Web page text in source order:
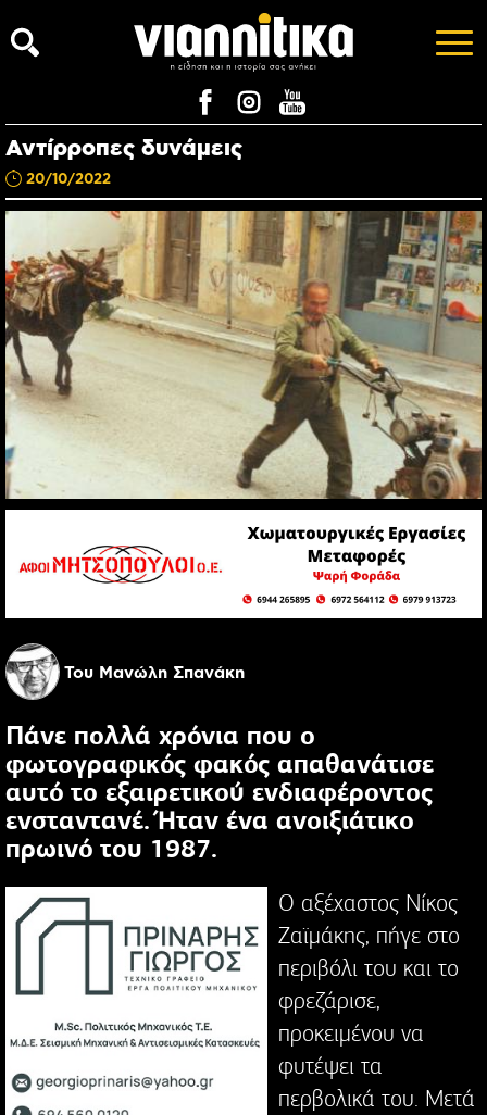
Αντίρροπες δυνάμεις
20/10/2022
Του Μανώλη Σπανάκη
Πάνε πολλά χρόνια που ο
φωτογραφικός φακός απαθανάτισε
αυτό το εξαιρετικού ενδιαφέροντος
ενσταντανέ. Ήταν ένα ανοιξιάτικο
πρωινό του 1987.
Ο αξέχαστος Νίκος
Ζαϊμάκης, πήγε στο
περιβόλι του και το
φρεζάρισε,
προκειμένου να
φυτέψει τα
περβολικά του. Μετά